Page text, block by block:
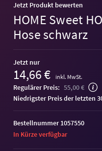
Jetzt Produkt bewerten
HOME Sweet
Hose schwarz
Jetzt nur
14,66 € inkl. MwSt.
Regulärer Preis: 55,00 €
niedrigster Preis der letzten
Bestellnummer 1057550
In Kürze verfügbar